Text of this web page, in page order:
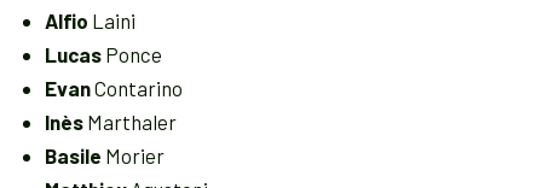
Alfio Laini
Lucas Ponce
EvanContarino
Inès Marthaler
Basile Morier